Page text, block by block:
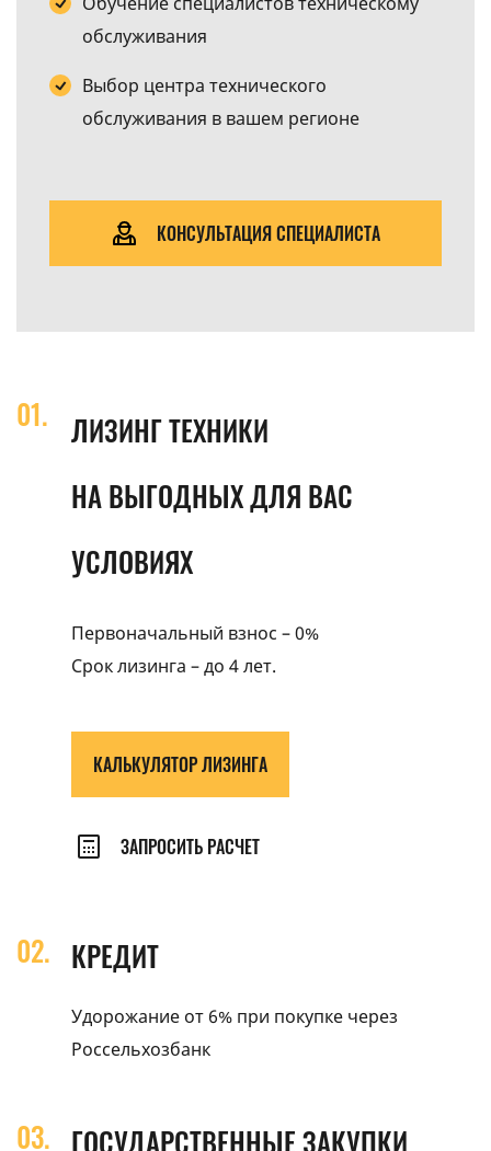
обслуживания
Выбор центра технического
обслуживания в вашем регионе
КОНСУЛЬТАЦИЯ СПЕЦИАЛИСТА
ЛИЗИНГ ТЕХНИКИ
НА ВЫГОДНЫХ ДЛЯ ВАС
УСЛОВИЯХ
Первоначальный взнос – 0%
Срок лизинга – до 4 лет.
КАЛЬКУЛЯТОР ЛИЗИНГА
ЗАПРОСИТЬ РАСЧЕТ
КРЕДИТ
Удорожание от 6% при покупке через
Россельхозбанк
ГОСУДАРСТВЕННЫЕ ЗАКУПКИ